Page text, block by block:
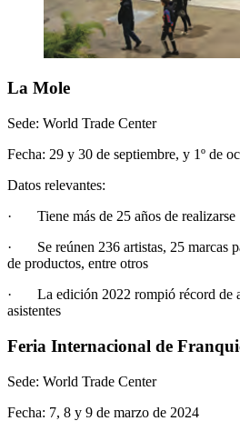
La Mole
Sede: World Trade Center
Fecha: 29 y 30 de septiembre, y 1º de
Datos relevantes:
· Tiene más de 25 años de realizarse
· Se reúnen 236 artistas, 25 marcas
de productos, entre otros
· La edición 2022 rompió récord de
asistentes
Feria Internacional de
Sede: World Trade Center
Fecha: 7, 8 y 9 de marzo de 2024